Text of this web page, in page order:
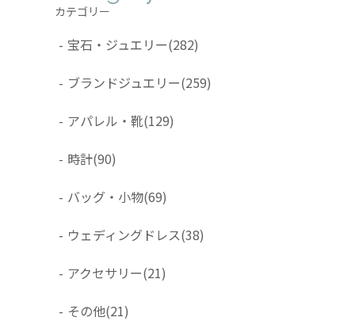
カテゴリー
- 宝石・ジュエリー(282)
- ブランドジュエリー(259)
- アパレル・靴(129)
- 時計(90)
- バッグ・小物(69)
- ウェディングドレス(38)
- アクセサリー(21)
- その他(21)